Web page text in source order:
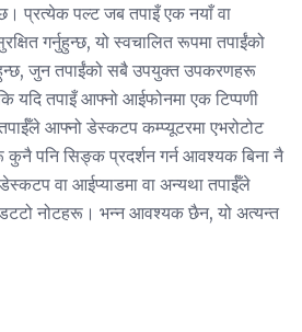
प्रत्येक पल्ट जब तपाइँ एक नयाँ वा
गर्नुहुन्छ, यो स्वचालित रूपमा तपाईंको
जुन तपाईंको सबै उपयुक्त उपकरणहरू
यदि तपाइँ आफ्नो आईफोनमा एक टिप्पणी
आफ्नो डेस्कटप कम्प्यूटरमा एभरोटोट
कुनै पनि सिङ्क प्रदर्शन गर्न आवश्यक बिना नै
वा आईप्याडमा वा अन्यथा तपाईँले
नोटहरू। भन्न आवश्यक छैन, यो अत्यन्त